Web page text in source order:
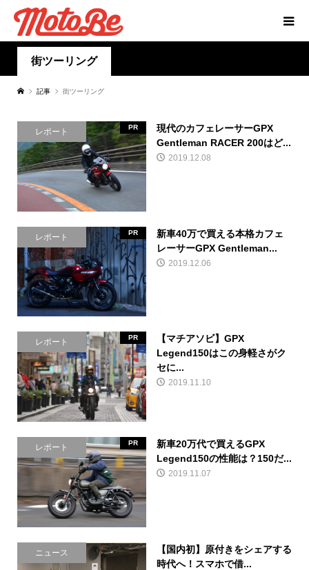
街ツーリング
記事 街ツーリング
レポート PR
現代のカフェレーサーGPX
Gentleman RACER 200はど...
2019.12.08
レポート PR
新車40万で買える本格カフェ
レーサーGPX Gentleman...
2019.12.06
レポート PR
【マチアソビ】GPX
Legend150はこの身軽さがク
セに...
2019.11.10
レポート PR
新車20万代で買えるGPX
Legend150の性能は？150だ...
2019.11.07
ニュース
【国内初】原付きをシェアする
時代へ！スマホで借...